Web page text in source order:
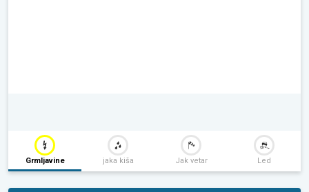
Grmljavine jaka kiša Jak vetar Led